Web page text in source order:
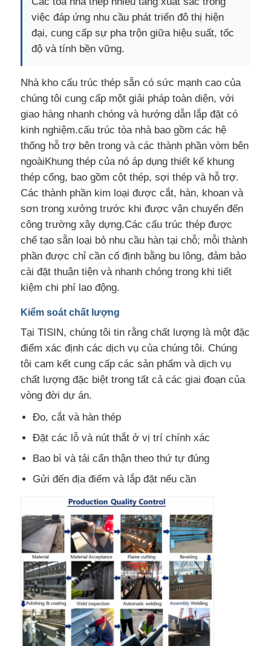
việc đáp ứng nhu cầu phát triển đô thị hiện
đại, cung cấp sự pha trộn giữa hiệu suất, tốc
độ và tính bền vững.
Nhà kho cấu trúc thép sẵn có sức mạnh cao của
chúng tôi cung cấp một giải pháp toàn diện, với
giao hàng nhanh chóng và hướng dẫn lắp đặt có
kinh nghiệm.cấu trúc tòa nhà bao gồm các hệ
thống hỗ trợ bên trong và các thành phần vòm bên
ngoàiKhung thép của nó áp dụng thiết kế khung
thép cổng, bao gồm cột thép, sợi thép và hỗ trợ.
Các thành phần kim loại được cắt, hàn, khoan và
sơn trong xưởng trước khi được vận chuyển đến
công trường xây dựng.Các cấu trúc thép được
chế tạo sẵn loại bỏ nhu cầu hàn tại chỗ; mỗi thành
phần được chỉ cần cố định bằng bu lông, đảm bảo
cài đặt thuận tiện và nhanh chóng trong khi tiết
kiệm chi phí lao động.
Kiểm soát chất lượng
Tại TISIN, chúng tôi tin rằng chất lượng là một đặc
điểm xác định các dịch vụ của chúng tôi. Chúng
tôi cam kết cung cấp các sản phẩm và dịch vụ
chất lượng đặc biệt trong tất cả các giai đoạn của
vòng đời dự án.
Đo, cắt và hàn thép
Đặt các lỗ và nút thắt ở vị trí chính xác
Bao bì và tải cẩn thận theo thứ tự đúng
Gửi đến địa điểm và lắp đặt nếu cần